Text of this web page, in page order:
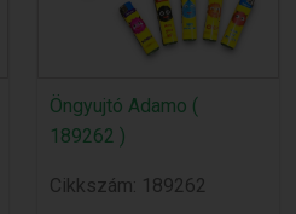
Öngyujtó Adamo (
189262 )
Cikkszám: 189262